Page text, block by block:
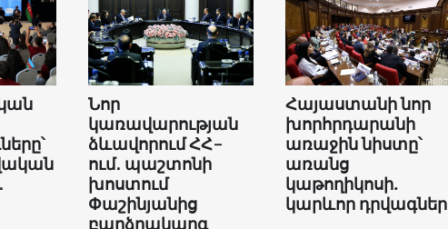
Նոր
կառավարության
ձևավորում ՀՀ-
ում․ պաշտոնի
խոստում
Փաշինյանից
բարձրակարգ
Հայաստանի նոր
խորհրդարանի
առաջին նիստը՝
առանց
կաթողիկոսի.
կարևոր դրվագներ